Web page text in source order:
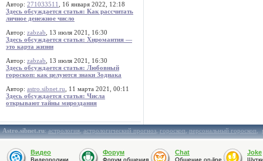
Автор: 271033511
, 16 января 2022, 12:18
Здесь обсуждается статья: Как рассчитать
личное денежное число
Автор: zabzab , 13 июля 2021, 16:30
Здесь обсуждается статья: Хиромантия —
это карта жизни
Автор: zabzab , 13 июля 2021, 16:30
Здесь обсуждается статья: Любовный
гороскоп: как целуются знаки Зодиака
Автор: astro.sibnet.ru , 11 марта 2021, 00:11
Здесь обсуждается статья: Числа
открывают тайны мироздания
Astro.sibnet.ru:астрология,астрологический прогноз,гороскоп,персональный гороскоп,
Видео
Видеоролики
Форум
Форум общения
Chat
Общение on-line
Joke